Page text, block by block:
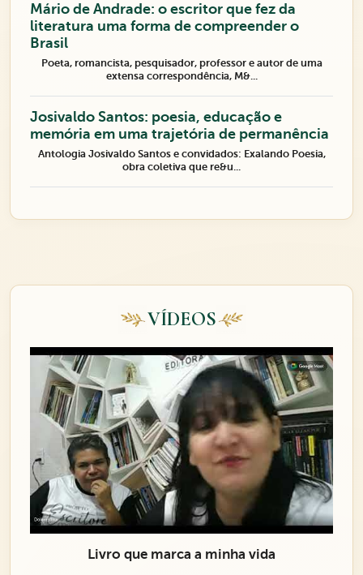
Mário de Andrade: o escritor que fez da
literatura uma forma de compreender o
Brasil
Poeta, romancista, pesquisador, professor e autor de uma
extensa correspondência, M&...
Josivaldo Santos: poesia, educação e
memória em uma trajetória de permanência
Antologia Josivaldo Santos e convidados: Exalando Poesia,
obra coletiva que re&u...
VÍDEOS
Livro que marca a minha vida